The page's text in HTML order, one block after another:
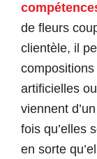
compétence
de fleurs
clientèle, il
artificielles
viennent
fois qu’elles
en sorte